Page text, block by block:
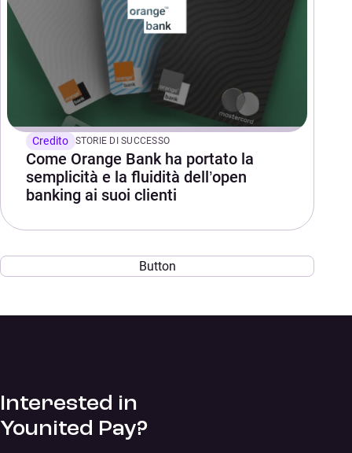
Credito STORIE DI SUCCESSO
Come Orange Bank ha portato la
semplicità e la fluidità dell’open
banking ai suoi clienti
Button
Interested in
Younited Pay?